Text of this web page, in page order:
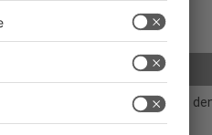
Jorge Tello
"Despacito" auf YouTube in